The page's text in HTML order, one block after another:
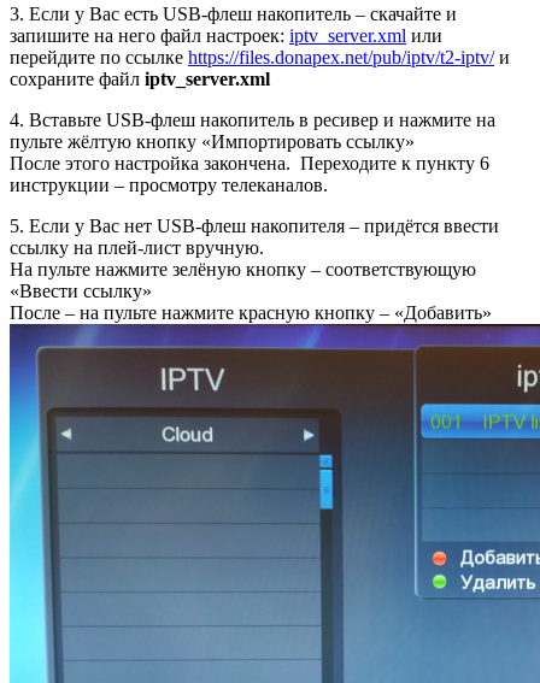
3. Если у Вас есть USB-флеш накопитель – скачайте и
запишите на него файл настроек: iptv_server.xml или
перейдите по ссылке https://files.donapex.net/pub/iptv/t2-iptv/и
сохраните файл iptv_server.xml
4. Вставьте USB-флеш накопитель в ресивер и нажмите на
пульте жёлтую кнопку «Импортировать ссылку»
После этого настройка закончена. Переходите к пункту 6
инструкции – просмотру телеканалов.
5. Если у Вас нет USB-флеш накопителя – придётся ввести
ссылку на плей-лист вручную.
На пульте нажмите зелёную кнопку – соответствующую
«Ввести ссылку»
После – на пульте нажмите красную кнопку – «Добавить»